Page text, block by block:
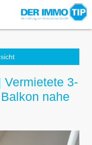
Vermietete 3-
nahe